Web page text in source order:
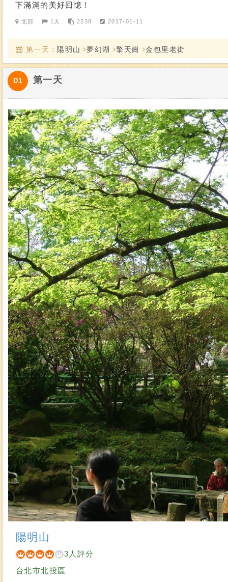
下滿滿的美好回憶！
北部 1天 2238 2017-01-11
第一天： 陽明山 夢幻湖 擎天崗 金包里老街
D1 第一天
陽明山
3人評分
台北市北投區